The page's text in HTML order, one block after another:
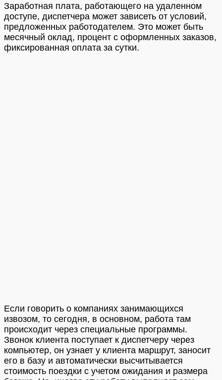
Заработная плата, работающего на удаленном
доступе, диспетчера может зависеть от условий,
предложенных работодателем. Это может быть
месячный оклад, процент с оформленных заказов,
фиксированная оплата за сутки.
Если говорить о компаниях занимающихся
извозом, то сегодня, в основном, работа там
происходит через специальные программы.
Звонок клиента поступает к диспетчеру через
компьютер, он узнает у клиента маршрут, заносит
его в базу и автоматически высчитывается
стоимость поездки с учетом ожидания и размера